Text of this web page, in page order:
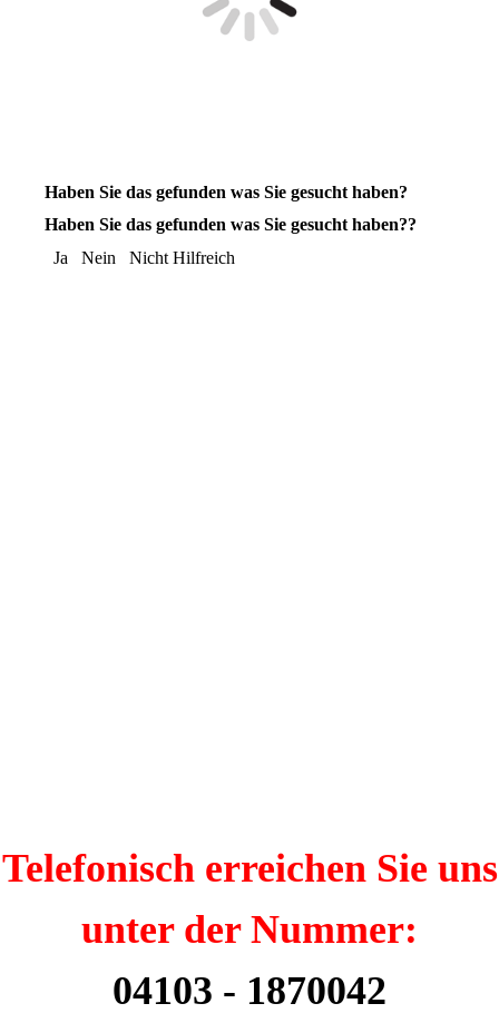
Haben Sie das gefunden was Sie gesucht haben?
Haben Sie das gefunden was Sie gesucht haben??
Ja
Nein Nicht Hilfreich
Telefonisch erreichen Sie uns
unter der Nummer:
04103 - 1870042